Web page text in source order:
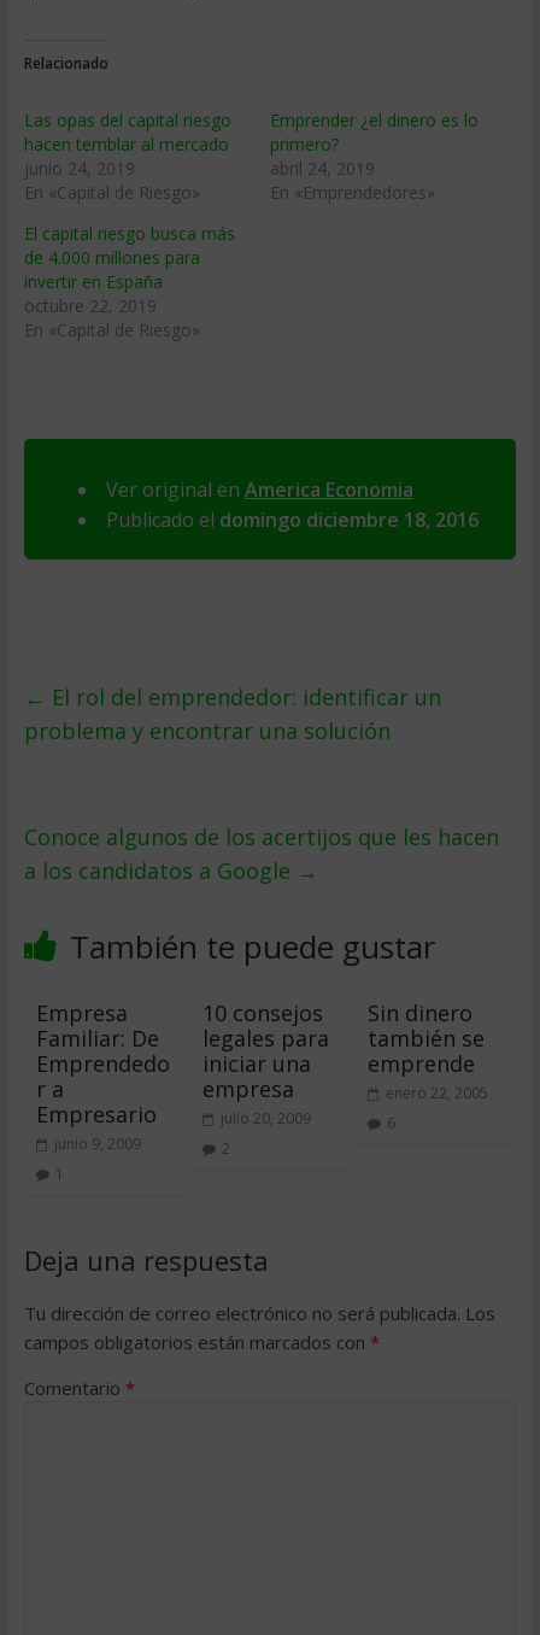
Relacionado
Las opas del capital riesgo
hacen temblar al mercado
junio 24, 2019
En «Capital de Riesgo»
Emprender ¿el dinero es lo
primero?
abril 24, 2019
En «Emprendedores»
El capital riesgo busca más
de 4.000 millones para
invertir en España
octubre 22, 2019
En «Capital de Riesgo»
Ver original en America Economia
Publicado el domingo diciembre 18, 2016
← El rol del emprendedor: identificar un
problema y encontrar una solución
Conoce algunos de los acertijos que les hacen
a los candidatos a Google →
También te puede gustar
Empresa
Familiar: De
Emprendedo
r a
Empresario
junio 9, 2009
1
10 consejos
legales para
iniciar una
empresa
julio 20, 2009
2
Sin dinero
también se
emprende
enero 22, 2005
6
Deja una respuesta
Tu dirección de correo electrónico no será publicada. Los
campos obligatorios están marcados con *
Comentario *